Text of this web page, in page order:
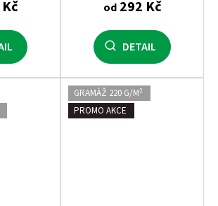
od292 Kč
DETAIL
GRAMÁŽ 220 G/M²
PROMO AKCE